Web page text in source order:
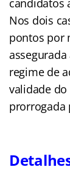
Nos dois
pontos por
regime de
validade
prorrogada